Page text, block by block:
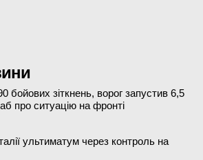
бойових зіткнень, ворог запустив 6,5
про ситуацію на фронті
ультиматум через контроль на